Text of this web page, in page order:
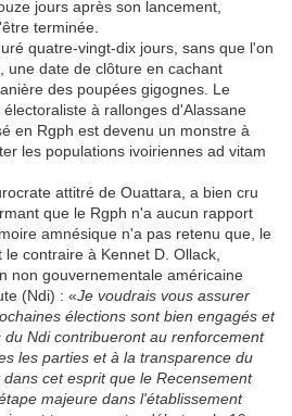
jours après son lancement,
terminée.
quatre-vingt-dix jours, sans que l'on
une date de clôture en cachant
des poupées gigognes. Le
à rallonges d'Alassane
en Rgph est devenu un monstre à
les populations ivoiriennes ad vitam
attitré de Ouattara, a bien cru
que le Rgph n'a aucun rapport
amnésique n'a pas retenu que, le
contraire à Kennet D. Ollack,
non gouvernementale américaine
(Ndi) : «Je voudrais vous assurer
élections sont bien engagés et
Ndi contribueront au renforcement
les parties et à la transparence du
cet esprit que le Recensement
majeure dans l'établissement